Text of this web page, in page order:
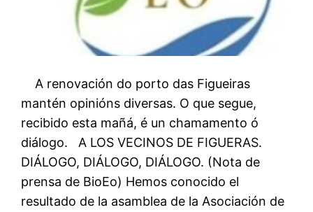
A renovación do porto das Figueiras
mantén opinións diversas. O que segue,
recibido esta mañá, é un chamamento ó
diálogo. A LOS VECINOS DE FIGUERAS.
DIÁLOGO, DIÁLOGO, DIÁLOGO. (Nota de
prensa de BioEo) Hemos conocido el
resultado de la asamblea de la Asociación de